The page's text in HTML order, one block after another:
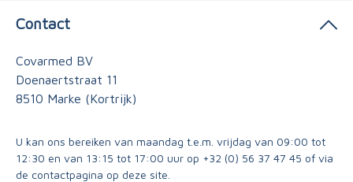
Contact
Covarmed BV
Doenaertstraat 11
8510 Marke (Kortrijk)
U kan ons bereiken van maandag t.e.m. vrijdag van 09:00 tot
12:30 en van 13:15 tot 17:00 uur op +32 (0) 56 37 47 45 of via
de contactpagina op deze site.